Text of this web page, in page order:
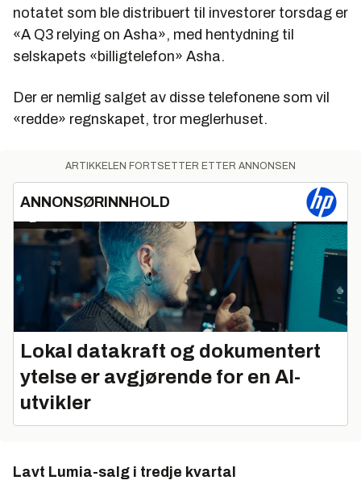
notatet som ble distribuert til investorer torsdag er
«A Q3 relying on Asha», med hentydning til
selskapets «billigtelefon» Asha.
Der er nemlig salget av disse telefonene som vil
«redde» regnskapet, tror meglerhuset.
ARTIKKELEN FORTSETTER ETTER ANNONSEN
ANNONSØRINNHOLD
Lokal datakraft og dokumentert
ytelse er avgjørende for en AI-
utvikler
Lavt Lumia-salg i tredje kvartal